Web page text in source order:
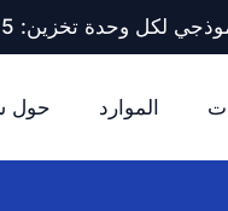
تخزين: 5 آلاف قطعة؛ أسعار متدرجة بدءًا من 20 ألف قطعة فأكثر.
الموارد حول